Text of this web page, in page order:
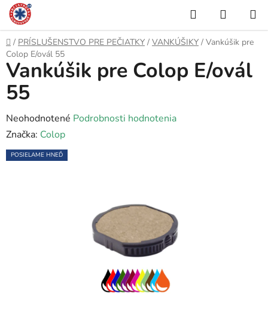
Prejsť
na
obsah
Hľadať
KOŠÍK
Domov
/ PRÍSLUŠENSTVO PRE PEČIATKY / VANKÚŠIKY / Vankúšik pre
Colop E/ovál 55
Vankúšik pre Colop E/ovál
55
Priemerné
hodnotenie
produktu
Neohodnotené Podrobnosti hodnotenia
Značka: Colop
POSIELAME HNEĎ